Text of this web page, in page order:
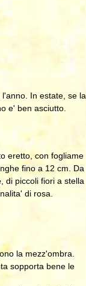
In estate, se la
e' ben asciutto.
eretto, con fogliame
fino a 12 cm. Da
di piccoli fiori a stella
di rosa.
la mezz'ombra.
sopporta bene le